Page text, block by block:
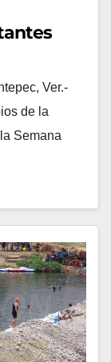
Ver.-
de la
Semana